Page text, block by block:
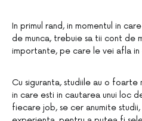
In primul rand, in momentul in
de munca, trebuie sa tii cont de
importante, pe care le vei afla
Cu siguranta, studiile au o foarte
in care esti in cautarea unui loc
fiecare job, se cer anumite